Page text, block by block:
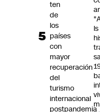
ten
de
los
países
con
mayor
recuperación
del
turismo
internacional
postpandemia